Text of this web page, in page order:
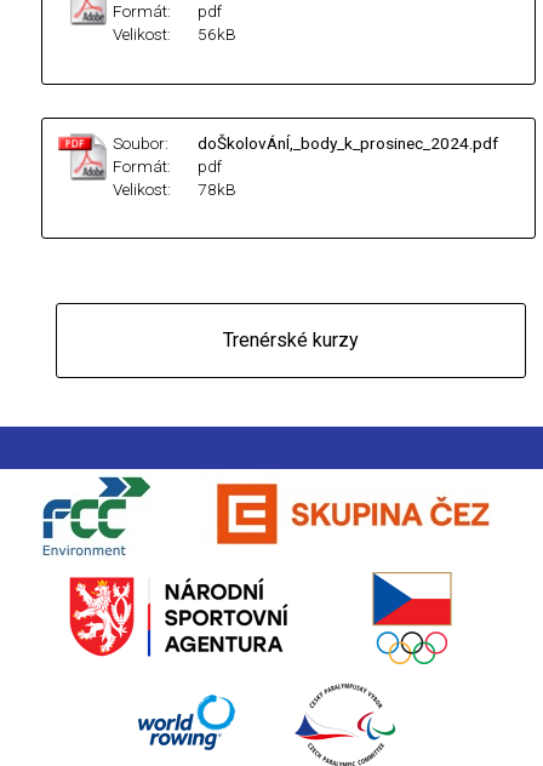
Formát:
pdf
Velikost:
56kB
Soubor:
doŠkolovÁnÍ,_body_k_prosinec_2024.pdf
Formát:
pdf
Velikost:
78kB
Trenérské kurzy